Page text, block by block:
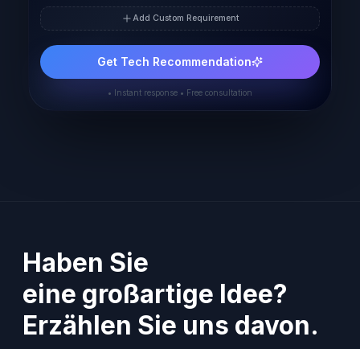
Add Custom Requirement
Get Tech Recommendation
• Instant response • Free consultation
Haben Sie
eine großartige Idee?
Erzählen Sie uns davon.